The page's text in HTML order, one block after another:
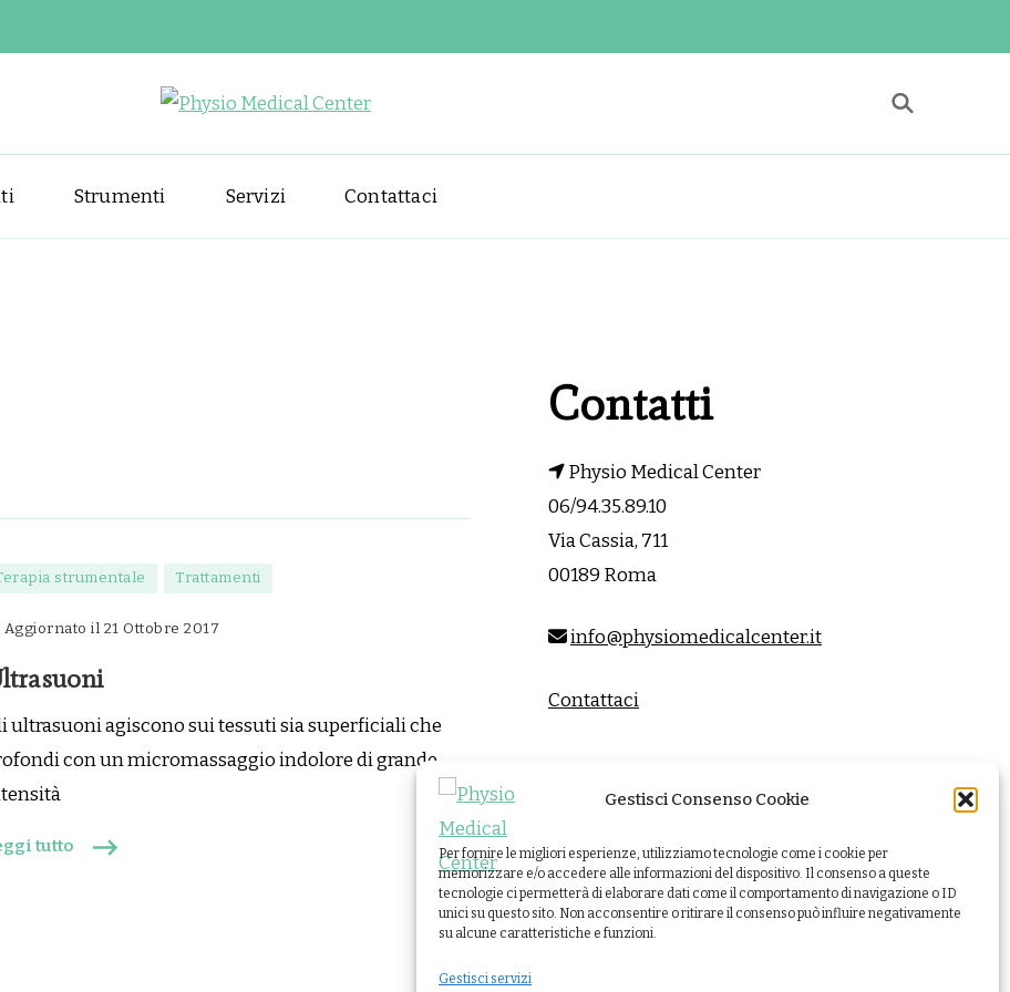
Gestisci Consenso Cookie
Per fornire le migliori esperienze, utilizziamo tecnologie come i cookie per
memorizzare e/o accedere alle informazioni del dispositivo. Il consenso a queste
tecnologie ci permetterà di elaborare dati come il comportamento di navigazione o ID
unici su questo sito. Non acconsentire o ritirare il consenso può influire negativamente
su alcune caratteristiche e funzioni.
Gestisci servizi
Physio Medical Center
Strumenti Servizi Contattaci
Aggiornato il 21 Ottobre 2017
strumentale Trattamenti
ultrasuoni agiscono sui tessuti sia superficiali che
con un micromassaggio indolore di grande
tutto
Contatti
Physio Medical Center
06/94.35.89.10
Via Cassia, 711
00189 Roma
info@physiomedicalcenter.it
Contattaci